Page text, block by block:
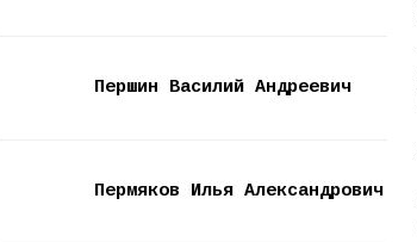
Першин Василий Андреевич
Пермяков Илья Александрович